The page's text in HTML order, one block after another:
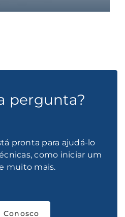
pergunta?
pronta para ajudá-lo
como iniciar um
muito mais.
Conosco